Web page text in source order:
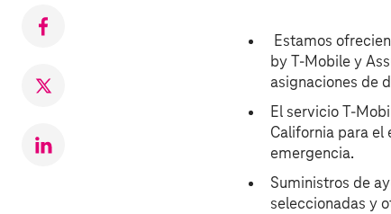
Compartir
Compartir
Compartr
Estamos
by T‑Mobile y
asignaciones de
El servicio
California para el
emergencia.
Suministros de
seleccionadas y